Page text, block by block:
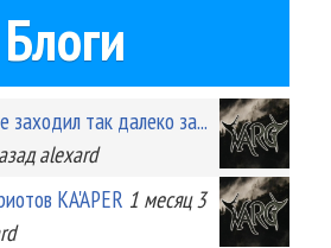
Блоги
так далеко за...
alexard
KA'APER 1 месяц 3